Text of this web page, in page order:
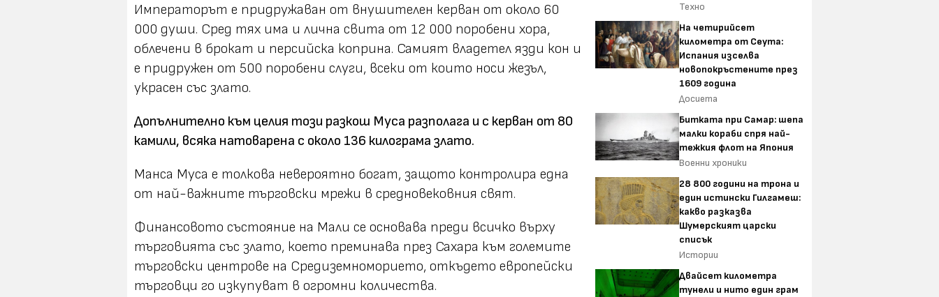
Императорът е придружаван от внушителен керван от около 60
000 души. Сред тях има и лична свита от 12 000 поробени хора,
облечени в брокат и персийска коприна. Самият владетел язди кон и
е придружен от 500 поробени слуги, всеки от които носи жезъл,
украсен със злато.
Допълнително към целия този разкош Муса разполага и с керван от 80
камили, всяка натоварена с около 136 килограма злато.
Манса Муса е толкова невероятно богат, защото контролира една
от най-важните търговски мрежи в средновековния свят.
Финансовото състояние на Мали се основава преди всичко върху
търговията със злато, което преминава през Сахара към големите
търговски центрове на Средиземноморието, откъдето европейски
търговци го изкупуват в огромни количества.
Техно
На четирийсет
километра от Сеута:
Испания изселва
новопокръстените през
1609 година
Досиета
Битката при Самар: шепа
малки кораби спря най-
тежкия флот на Япония
Военни хроники
28 800 години на трона и
един истински Гилгамеш:
какво разказва
Шумерският царски
списък
Истории
Двайсет километра
тунели и нито един грам